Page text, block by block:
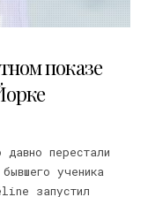
показе
давно перестали
ученика
запустил